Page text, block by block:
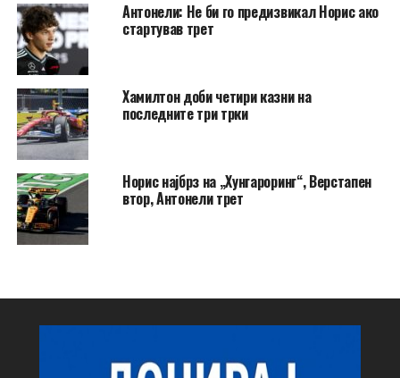
Антонели: Не би го предизвикал Норис ако
стартував трет
Хамилтон доби четири казни на
последните три трки
Норис најбрз на „Хунгароринг“, Верстапен
втор, Антонели трет